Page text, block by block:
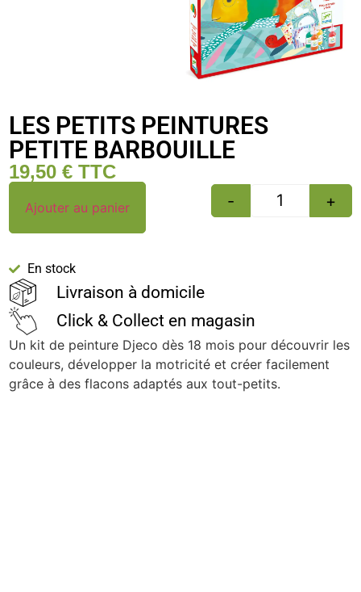
LES PETITS PEINTURES
PETITE BARBOUILLE
19,50€ TTC
- +
Ajouter au panier
En stock
Livraison à domicile
Click & Collect en magasin
Un kit de peinture Djeco dès 18 mois pour découvrir les
couleurs, développer la motricité et créer facilement
grâce à des flacons adaptés aux tout-petits.